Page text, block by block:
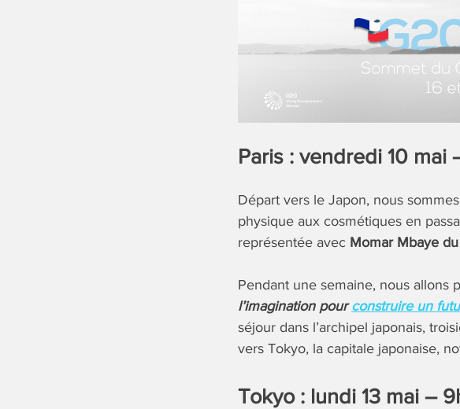
Paris : vendredi 10 mai
Départ vers le Japon, nous
physique aux cosmétiques en
représentée avec Momar Mbaye du
Pendant une semaine, nous allons
l’imagination pourconstruire un
séjour dans l’archipel japonais,
vers Tokyo, la capitale japonaise,
Tokyo : lundi 13 mai –